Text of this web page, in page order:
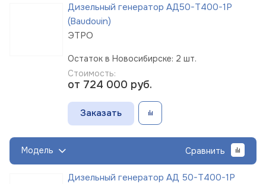
Дизельный генератор АД50-Т400-1Р
(Baudouin)
ЭТРО
Остаток в Новосибирске: 2 шт.
Стоимость:
от 724 000 руб.
Заказать
Модель Сравнить
Дизельный генератор АД 50-Т400-1Р